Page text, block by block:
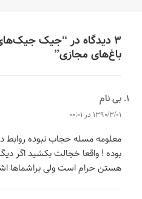
۳ دیدگاه در “جیک‌
باغ‌های مجازی”
بی نام
۱۳۹۰/۳/۰۱ در ۰۰:۰۱
معلومه مسله حجاب نبوده روابط
بوده ! واقعا خجالت بکشید اگر
هستن حرام است ولی براشماها